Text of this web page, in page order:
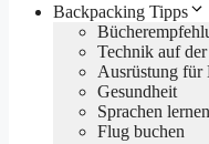
Backpacking Tipps
Technik auf
Ausrüstung für
Gesundheit
Sprachen lernen
Flug buchen